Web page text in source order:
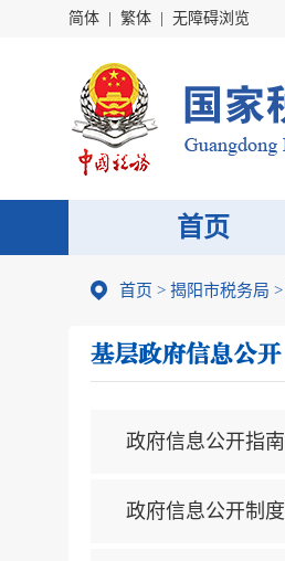
简体 繁体 无障碍浏览
首页
首页 > 揭阳市税务局 >
政府信息公开指南
政府信息公开制度